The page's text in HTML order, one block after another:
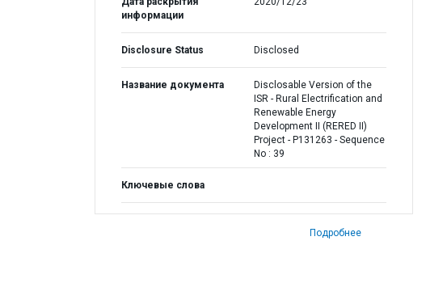
информации
Disclosure Status Disclosed
Название документа
Disclosable Version of the
ISR - Rural Electrification and
Renewable Energy
Development II (RERED II)
Project - P131263 - Sequence
No : 39
Ключевые слова
Подробнее